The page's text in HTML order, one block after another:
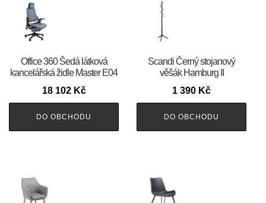
Office 360 Šedá látková
kancelářská židle Master E04
18 102 Kč
DO OBCHODU
Scandi Černý stojanový
věšák Hamburg II
1 390 Kč
DO OBCHODU